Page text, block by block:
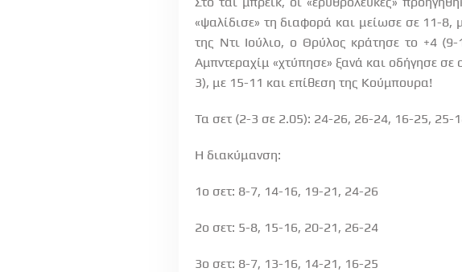
«ψαλίδισε» τη διαφορά και μείωσε σε 11-8,
της Ντι Ιούλιο, ο Θρύλος κράτησε το +4
Αμπντεραχίμ «χτύπησε» ξανά και οδήγησε
3), με 15-11 και επίθεση της Κούμπουρα!
Τα σετ (2-3 σε 2.05): 24-26, 26-24, 16-25, 25-
Η διακύμανση:
1ο σετ: 8-7, 14-16, 19-21, 24-26
2ο σετ: 5-8, 15-16, 20-21, 26-24
3ο σετ: 8-7, 13-16, 14-21, 16-25